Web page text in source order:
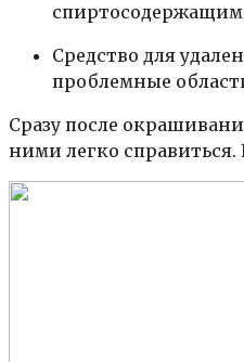
Средство для
проблемные
Сразу после
ними легко